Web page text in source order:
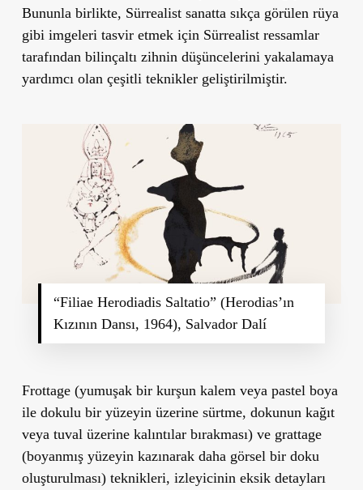
Bununla birlikte, Sürrealist sanatta sıkça görülen rüya
gibi imgeleri tasvir etmek için Sürrealist ressamlar
tarafından bilinçaltı zihnin düşüncelerini yakalamaya
yardımcı olan çeşitli teknikler geliştirilmiştir.
“Filiae Herodiadis Saltatio” (Herodias’ın
Kızının Dansı, 1964), Salvador Dalí
Frottage (yumuşak bir kurşun kalem veya pastel boya
ile dokulu bir yüzeyin üzerine sürtme, dokunun kağıt
veya tuval üzerine kalıntılar bırakması) ve grattage
(boyanmış yüzeyin kazınarak daha görsel bir doku
oluşturulması) teknikleri, izleyicinin eksik detayları